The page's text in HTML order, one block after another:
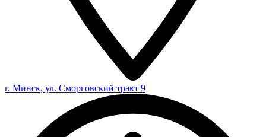
г. Минск, ул. Сморговский тракт 9